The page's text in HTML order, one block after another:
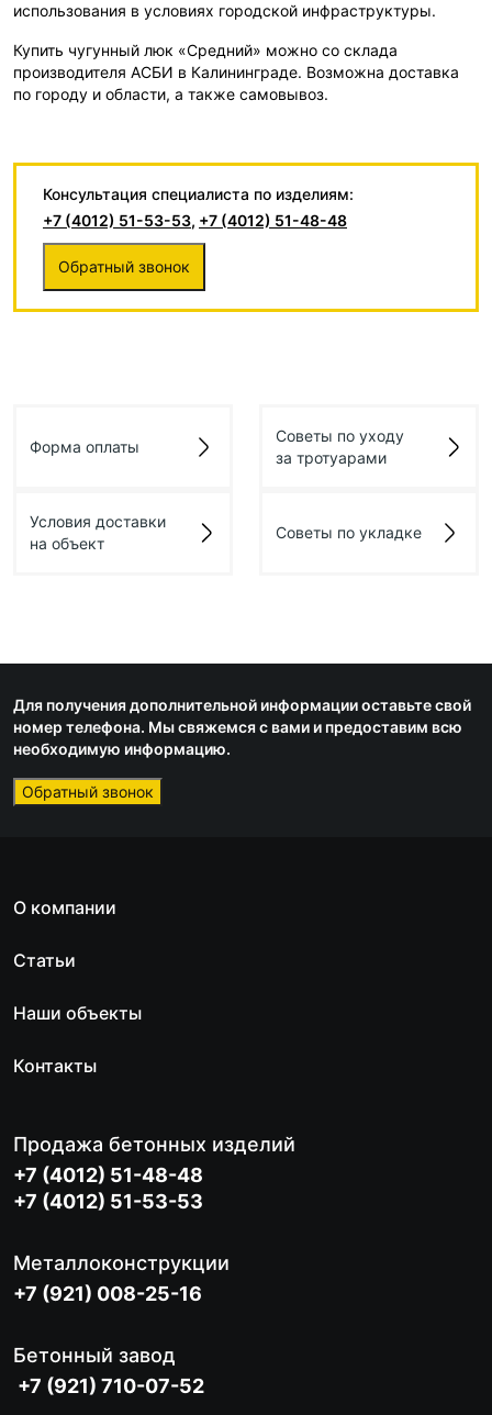
использования в условиях городской инфраструктуры.
Купить чугунный люк «Средний» можно со склада
производителя АСБИ в Калининграде. Возможна доставка
по городу и области, а также самовывоз.
Консультация специалиста по изделиям:
+7 (4012) 51-53-53, +7 (4012) 51-48-48
Обратный звонок
Форма оплаты
Советы по уходу
за тротуарами
Условия доставки
на объект
Советы по укладке
Для получения дополнительной информации оставьте свой
номер телефона. Мы свяжемся с вами и предоставим всю
необходимую информацию.
Обратный звонок
О компании
Статьи
Наши объекты
Контакты
Продажа бетонных изделий
+7 (4012) 51-48-48
+7 (4012) 51-53-53
Металлоконструкции
+7 (921) 008-25-16
Бетонный завод
+7 (921) 710-07-52